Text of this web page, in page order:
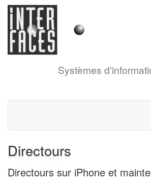
Systèmes
Directours
Directours sur iPhone et